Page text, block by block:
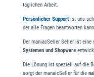
täglichen Arbeit.
Persönlicher Supportist uns
der alle Fragen beantworten
Der maniacSeller Seller ist eine
Systemen und Shopware
Die Lösung ist speziell auf die
sorgt der manaicSeller für die